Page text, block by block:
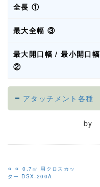
全長 ①
最大全幅 ③
最大開口幅 / 最小開口幅
②
アタッチメント各種
by
«0.7㎥ 用クロスカッ
ター DSX-200A